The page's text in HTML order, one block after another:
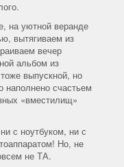
на уютной веранде
вытягиваем из
вечер
альбом из
выпускной, но
счастьем
«вместилищ»
с ноутбуком, ни с
Но, не
не ТА.